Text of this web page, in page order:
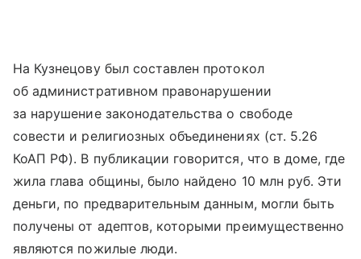
На Кузнецову был составлен протокол
об административном правонарушении
за нарушение законодательства о свободе
совести и религиозных объединениях (ст. 5.26
КоАП РФ). В публикации говорится, что в доме, где
жила глава общины, было найдено 10 млн руб. Эти
деньги, по предварительным данным, могли быть
получены от адептов, которыми преимущественно
являются пожилые люди.